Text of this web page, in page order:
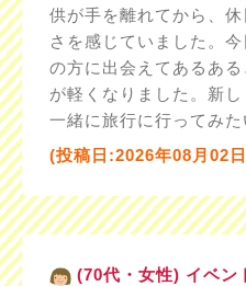
供が手を離れてから、
さを感じていました。
の方に出会えてあるあ
が軽くなりました。新
一緒に旅行に行ってみた
(投稿日:2026年08月02
(70代・女性) イベン